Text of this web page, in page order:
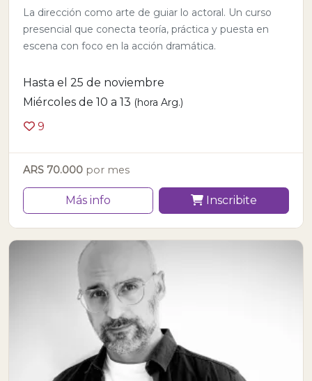
La dirección como arte de guiar lo actoral. Un curso
presencial que conecta teoría, práctica y puesta en
escena con foco en la acción dramática.
Hasta el 25 de noviembre
Miércoles de 10 a 13 (hora Arg.)
9
ARS 70.000 por mes
Más info Inscribite